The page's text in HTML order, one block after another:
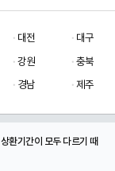
대전
대구
강원
충북
경남 제주
환기간이 모두 다르기 때